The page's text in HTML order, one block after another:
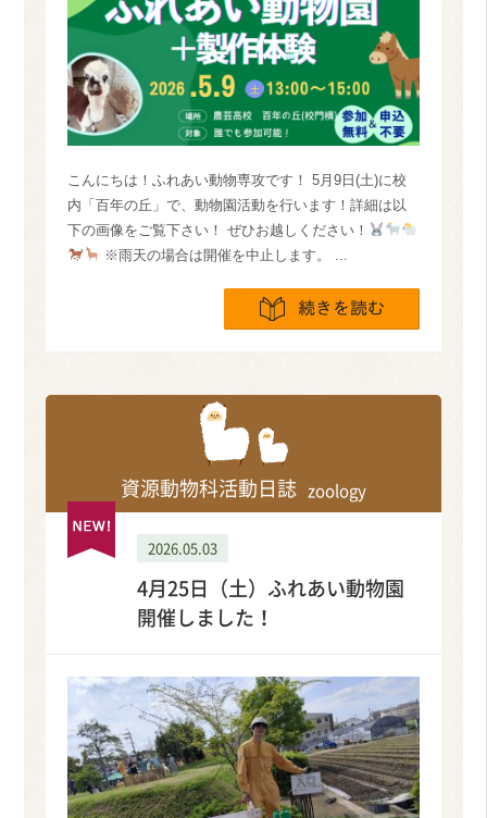
こんにちは！ふれあい動物専攻です！ 5月9日(土)に校
内「百年の丘」で、動物園活動を行います！詳細は以
下の画像をご覧下さい！ ぜひお越しください！
※雨天の場合は開催を中止します。 ...
資源動物科活動日誌 zoology
2026.05.03
4月25日（土）ふれあい動物園
開催しました！